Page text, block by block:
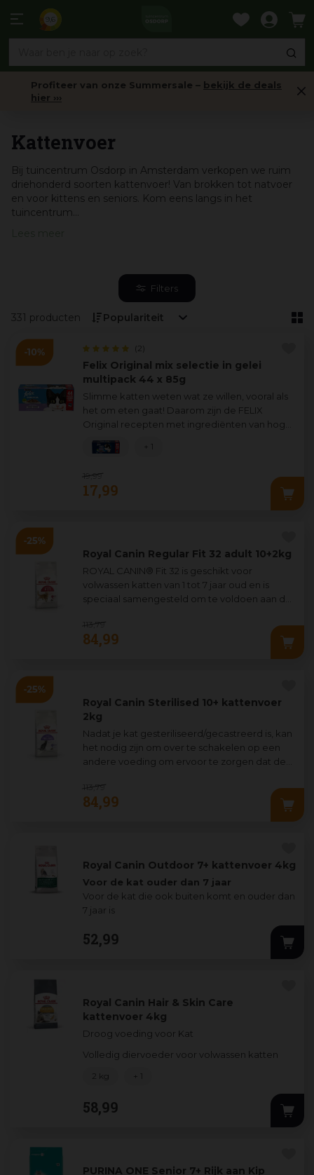
naar
Profiteer van onze Summersale – bekijk de deals
hier ›››
Kattenvoer
Bij tuincentrum Osdorp in Amsterdam verkopen we ruim
driehonderd soorten kattenvoer! Van brokken tot natvoer
en voor kittens en seniors. Kom eens langs in het
tuincentrum...
Filters
331 producten
Felix Original mix selectie in gelei
multipack 44 x 85g
(2)
Slimme katten weten wat ze willen, vooral als
het om eten gaat! Daarom zijn de FELIX
Original recepten met ingrediënten van hoge
kwaliteit gemaakt en bereid met malse s
19 99
17,99
+ 1
Royal Canin Regular Fit 32 adult 10+2kg
ROYAL CANIN® Fit 32 is geschikt voor
volwassen katten van 1 tot 7 jaar oud en is
speciaal samengesteld om te voldoen aan de
113 79
84,99
Royal Canin Sterilised 10+ kattenvoer
2kg
Nadat je kat gesteriliseerd/gecastreerd is, kan
het nodig zijn om over te schakelen op een
andere voeding om ervoor te zorgen dat de
113 79
84,99
Royal Canin Outdoor 7+ kattenvoer 4kg
Voor de kat ouder dan 7 jaar
Voor de kat die ook buiten komt en ouder dan
7 jaar is
Een combinatie van actieve voedingsstoffen
ondersteunt
52,99
Royal Canin Hair & Skin Care
kattenvoer 4kg
Droog voeding voor Kat
Volledig diervoeder voor volwassen katten
58,99
2 kg + 1
PURINA ONE Senior 7+ Rijk aan Kip